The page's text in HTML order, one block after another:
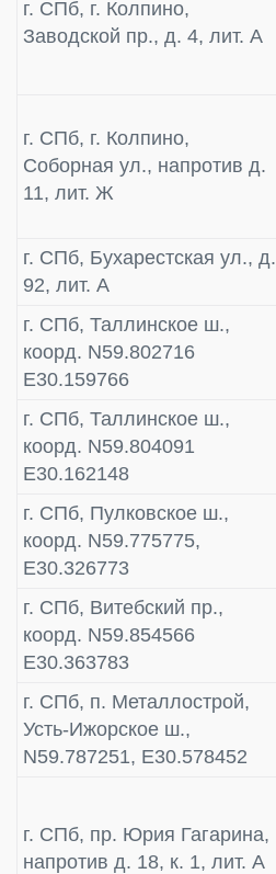
г. СПб, г. Колпино,
Заводской пр., д. 4, лит. А
г. СПб, г. Колпино,
Соборная ул., напротив д.
11, лит. Ж
г. СПб, Бухарестская ул., д.
92, лит. А
г. СПб, Таллинское ш.,
коорд. N59.802716
E30.159766
г. СПб, Таллинское ш.,
коорд. N59.804091
E30.162148
г. СПб, Пулковское ш.,
коорд. N59.775775,
E30.326773
г. СПб, Витебский пр.,
коорд. N59.854566
E30.363783
г. СПб, п. Металлострой,
Усть-Ижорское ш.,
N59.787251, E30.578452
г. СПб, пр. Юрия Гагарина,
напротив д. 18, к. 1, лит. А